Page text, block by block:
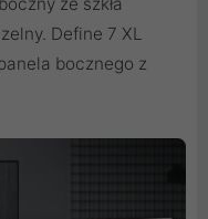
Define 7 XL
bocznego z